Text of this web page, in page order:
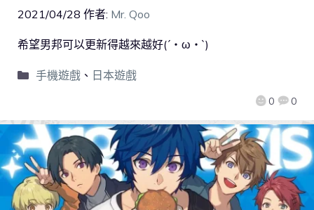
2021/04/28 作者: Mr. Qoo
0 0
希望男邦可以更新得越來越好(´・ω・`)
手機遊戲、 日本遊戲